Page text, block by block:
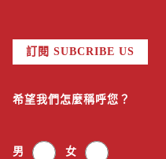
訂閱 SUBCRIBE US
希望我們怎麼稱呼您？
男 女